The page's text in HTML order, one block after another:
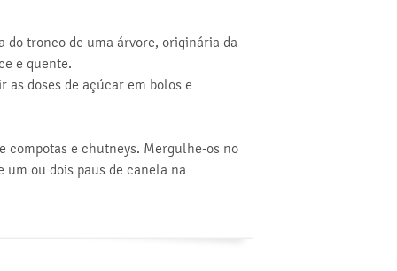
do tronco de uma árvore, originária da
e quente.
doses de açúcar em bolos e
compotas e chutneys. Mergulhe-os no
ou dois paus de canela na